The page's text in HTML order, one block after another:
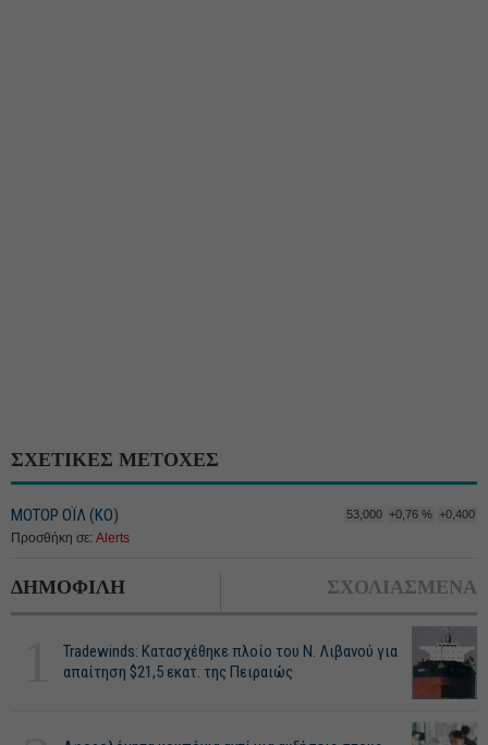
ΣΧΕΤΙΚΕΣ ΜΕΤΟΧΕΣ
ΜΟΤΟΡ ΟΪΛ (ΚΟ) 53,000 +0,76 % +0,400
Προσθήκη σε: Alerts
ΔΗΜΟΦΙΛΗ ΣΧΟΛΙΑΣΜΕΝΑ
Tradewinds: Κατασχέθηκε πλοίο του Ν. Λιβανού για
απαίτηση $21,5 εκατ. της Πειραιώς